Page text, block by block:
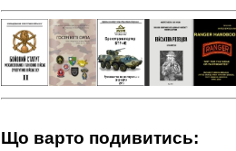
Що варто подивитись: